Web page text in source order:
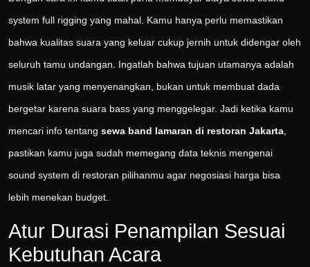
system full rigging yang mahal. Kamu hanya perlu memastikan
bahwa kualitas suara yang keluar cukup jernih untuk didengar oleh
seluruh tamu undangan. Ingatlah bahwa tujuan utamanya adalah
musik latar yang menyenangkan, bukan untuk membuat dada
bergetar karena suara bass yang menggelegar. Jadi ketika kamu
mencari info tentang sewa band lamaran di restoran Jakarta
pastikan kamu juga sudah memegang data teknis mengenai
sound system di restoran pilihanmu agar negosiasi harga bisa
lebih menekan budget.
Atur Durasi Penampilan Sesuai
Kebutuhan Acara